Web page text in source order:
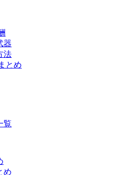
器
法
とめ
覧
め